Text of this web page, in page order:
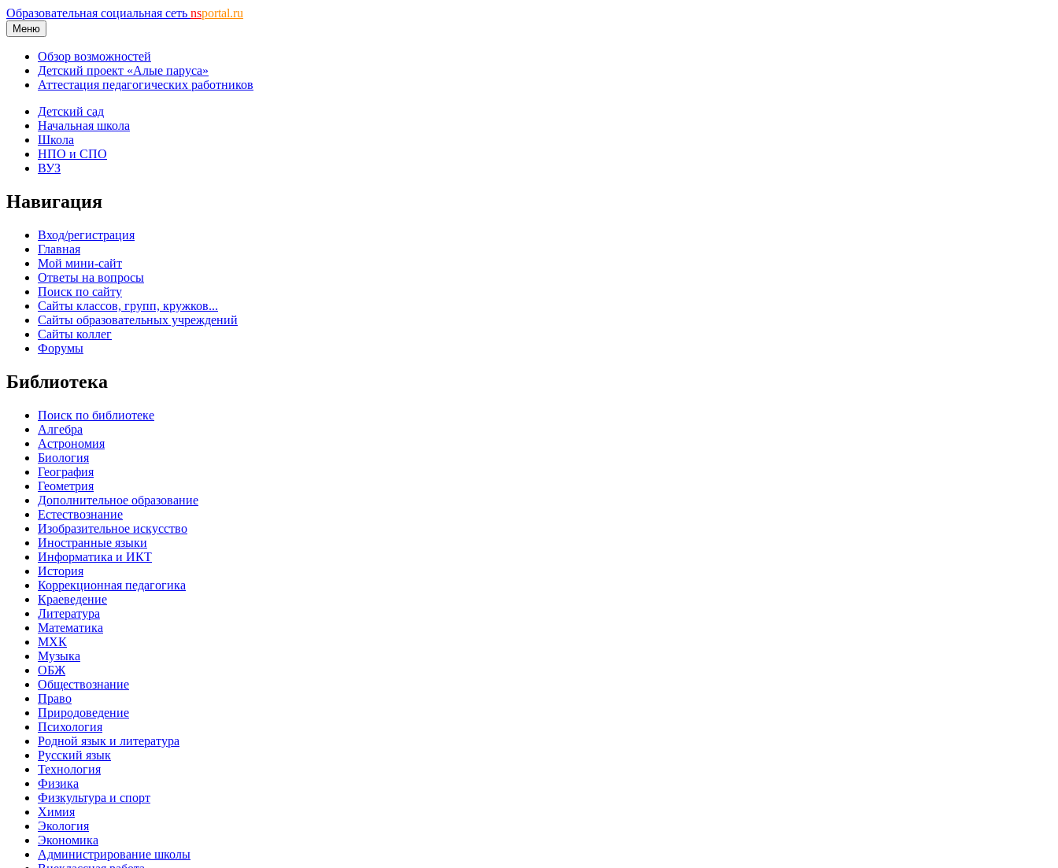
Образовательная социальная сеть nsportal.ru
Меню
Обзор возможностей
Детский проект «Алые паруса»
Аттестация педагогических работников
Детский сад
Начальная школа
Школа
НПО и СПО
ВУЗ
Навигация
Вход/регистрация
Главная
Мой мини-сайт
Ответы на вопросы
Поиск по сайту
Сайты классов, групп, кружков...
Сайты образовательных учреждений
Сайты коллег
Форумы
Библиотека
Поиск по библиотеке
Алгебра
Астрономия
Биология
География
Геометрия
Дополнительное образование
Естествознание
Изобразительное искусство
Иностранные языки
Информатика и ИКТ
История
Коррекционная педагогика
Краеведение
Литература
Математика
МХК
Музыка
ОБЖ
Обществознание
Право
Природоведение
Психология
Родной язык и литература
Русский язык
Технология
Физика
Физкультура и спорт
Химия
Экология
Экономика
Администрирование школы